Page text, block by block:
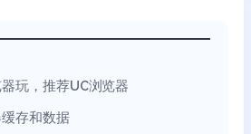
玩，推荐UC浏览器
存和数据